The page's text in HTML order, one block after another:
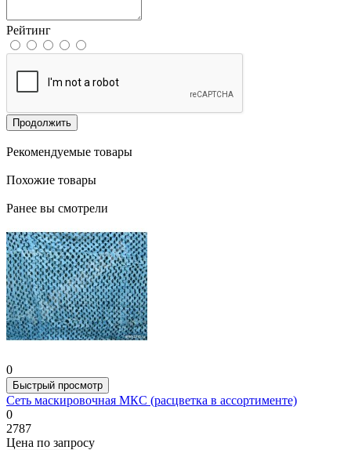
Рейтинг
Продолжить
Рекомендуемые товары
Похожие товары
Ранее вы смотрели
0
Быстрый просмотр
Сеть маскировочная МКС (расцветка в ассортименте)
0
2787
Цена по запросу